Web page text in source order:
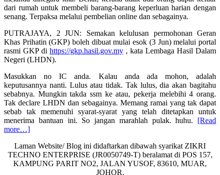
dari rumah untuk membeli barang-barang keperluan harian dengan
senang. Terpaksa melalui pembelian online dan sebagainya.
PUTRAJAYA, 2 JUN: Semakan kelulusan permohonan Geran
Khas Prihatin (GKP) boleh dibuat mulai esok (3 Jun) melalui portal
rasmi GKP di https://gkp.hasil.gov.my , kata Lembaga Hasil Dalam
Negeri (LHDN).
Masukkan no IC anda. Kalau anda ada mohon, adalah
keputusannya nanti. Lulus atau tidak. Tak lulus, dia akan bagitahu
sebabnya. Mungkin takda ssm ke atau, pekerja melebihi 4 orang.
Tak declare LHDN dan sebagainya. Memang ramai yang tak dapat
sebab tak memenuhi syarat-syarat yang telah ditetapkan untuk
menerima bantuan ini. So jangan marahlah pulak. huhu. [Read
more…]about
permohonan
Gerak
Khas
Laman Website/ Blog ini didaftarkan dibawah syarikat ZIKRI
TECHNO ENTERPRISE (JR0050749-T) beralamat di POS 157,
KAMPUNG PARIT NO2, JALAN YUSOF, 83610, MUAR,
JOHOR.